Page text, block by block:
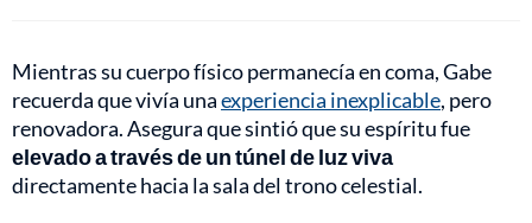
Mientras su cuerpo físico permanecía en coma, Gabe
recuerda que vivía unaexperiencia inexplicable, pero
renovadora. Asegura que sintió que su espíritu fue
elevado a través de un túnel de luz viva
directamente hacia la sala del trono celestial.